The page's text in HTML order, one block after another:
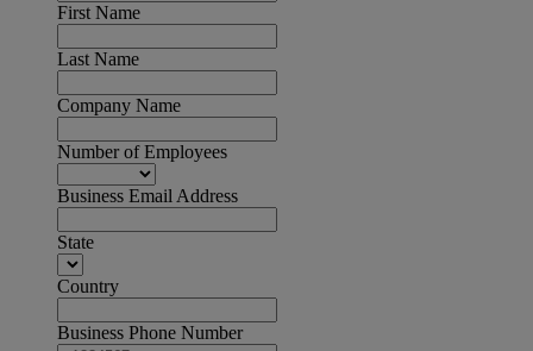
First Name
Last Name
Company Name
Number of Employees
Business Email Address
State
Country
Business Phone Number